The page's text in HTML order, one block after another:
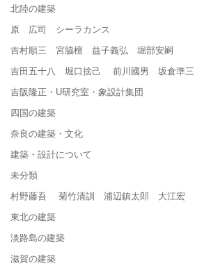
北陸の建築
原 広司 シーラカンス
吉村順三 宮脇檀 益子義弘 堀部安嗣
吉田五十八 堀口捨己 前川國男 坂倉準三
吉阪隆正・U研究室・象設計集団
四国の建築
奈良の建築・文化
建築・設計について
未分類
村野藤吾 菊竹清訓 浦辺鎮太郎 大江宏
東北の建築
淡路島の建築
滋賀の建築